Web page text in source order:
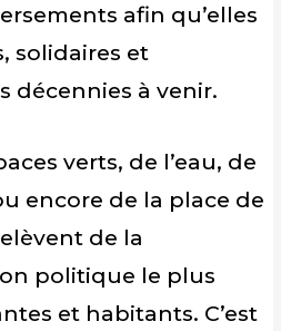
afin qu’elles
solidaires et
décennies à venir.
verts, de l’eau, de
encore de la place de
de la
politique le plus
et habitants. C’est